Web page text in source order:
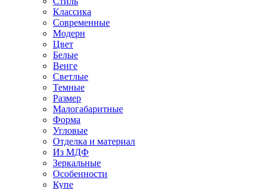
Классика
Современные
Модерн
Цвет
Белые
Венге
Светлые
Темные
Размер
Малогабаритные
Форма
Угловые
Отделка и материал
Из МДФ
Зеркальные
Особенности
Купе